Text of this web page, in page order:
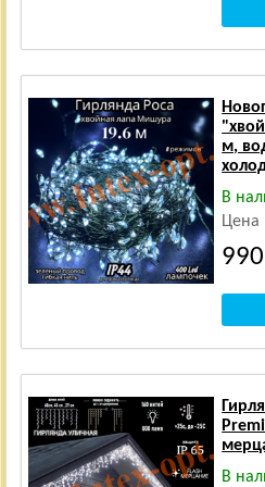
м,
В
Цена
В